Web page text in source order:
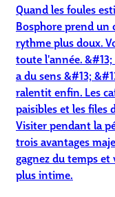
Quand les foules
Bosphore prend un
rythme plus doux.
toute l'année.
a du sens &#13;
ralentit enfin. Les
paisibles et les files
Visiter pendant la
trois avantages
gagnez du temps et
plus intime.